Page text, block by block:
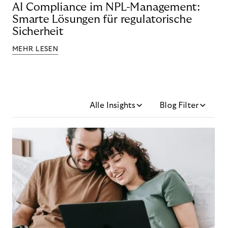
AI Compliance im NPL-Management:
Smarte Lösungen für regulatorische
Sicherheit
MEHR LESEN
Alle Insights Blog Filter